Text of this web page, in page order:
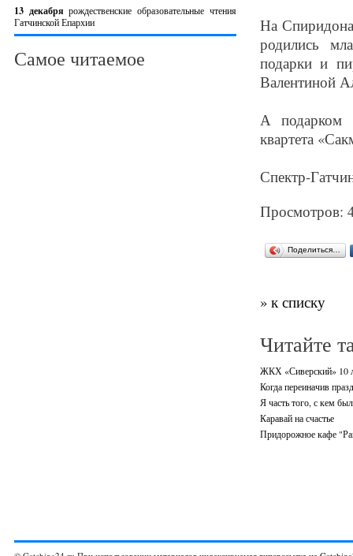
13 декабрярождественские образовательные чтения
Гатчинской Епархии
Самое читаемое
На
родились
подарки и
Валентиной
А подарком
квартета
Спектр-
Просмотров:
Поделиться…
» к списку
Читайте
ЖКХ «Сиверский» 10
Когда переиначив
Я часть того, с кем
Каравай на счастье
Придорожное кафе